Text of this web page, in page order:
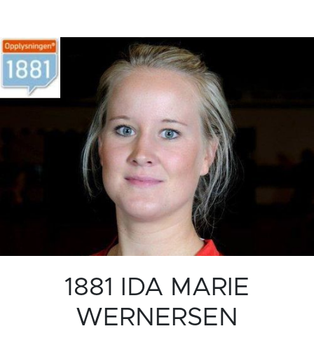
1881 IDA MARIE
WERNERSEN